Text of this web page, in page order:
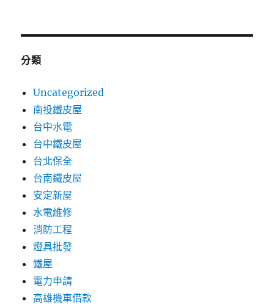
分類
Uncategorized
南投鐵皮屋
台中水電
台中鐵皮屋
台北保全
台南鐵皮屋
安定新屋
水電維修
消防工程
燈具批發
鐵屋
電力申請
高雄機車借款